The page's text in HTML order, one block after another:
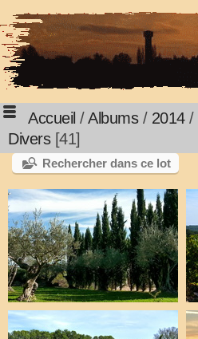
Accueil /Albums/ 2014/
Divers 41
Rechercher dans ce lot